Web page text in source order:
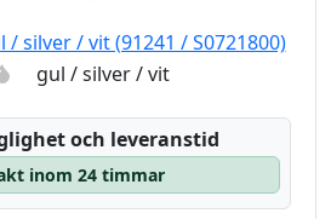
silver / vit (91241 / S0721800)
gul / silver / vit
och leveranstid
inom 24 timmar